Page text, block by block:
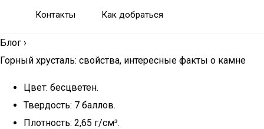
Контакты Как добраться
Блог ›
Горный хрусталь: свойства, интересные факты о камне
Цвет: бесцветен.
Твердость: 7 баллов.
Плотность: 2,65 г/см³.